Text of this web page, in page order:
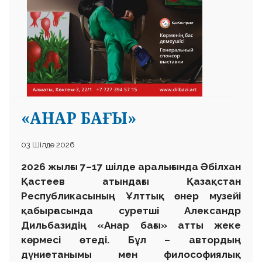
«АНАР БАҒЫ»
03 Шілде 2026
2026 жылғы 7–17 шілде аралығында Әбілхан
Қастеев атындағы Қазақстан
Республикасының Ұлттық өнер музейі
қабырғасында суретші Александр
Дильбазидің «Анар бағы» атты жеке
көрмесі өтеді. Бұл – автордың
дүниетанымы мен философиялық